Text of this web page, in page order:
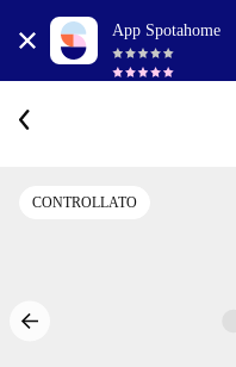
App Spotahome
CONTROLLATO